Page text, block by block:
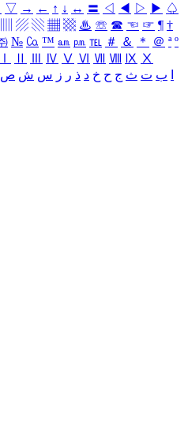
▽ → ← ↑ ↓ ↔ 〓 ◁ ◀ ▷ ▶ ♤
▨ ▧ ▦ ▩ ♨ ☏ ☎ ☜ ☞ ¶ †
№ ㏇ ™ ㏂ ㏘ ℡ ＃ ＆ ＊ ＠ ª º
Ⅳ Ⅴ Ⅵ Ⅶ Ⅷ Ⅸ Ⅹ
ب ت ث ج ح خ د ذ ر ز س ش ص